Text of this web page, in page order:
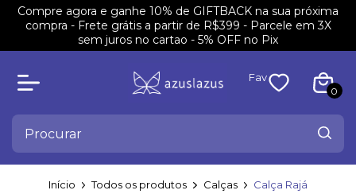
Compre agora e ganhe 10% de GIFTBACK na sua próxima
compra - Frete grátis a partir de R$399 - Parcele em 3X
sem juros no cartao - 5% OFF no Pix
Fav
0
Início Todos os produtos Calças Calça Rajá